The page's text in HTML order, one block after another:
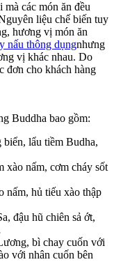
các món ăn đều
liệu chế biến tuy
hương vị món ăn
nấu thông dụngnhưng
vị khác nhau. Do
đơn cho khách hàng
Buddha bao gồm:
lẩu tiềm Budha,
xào nấm, cơm cháy sốt
nấm, hủ tiếu xào thập
đậu hũ chiên sả ớt,
bì chay cuốn với
với nhân cuốn bên